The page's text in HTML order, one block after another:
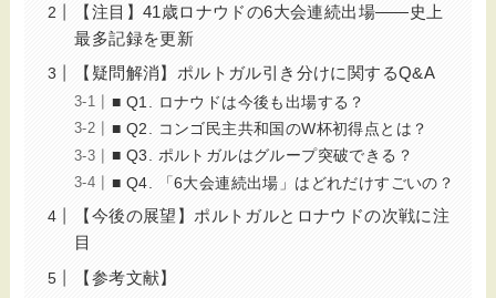
【注目】41歳ロナウドの6大会連続出場——史上
最多記録を更新
【疑問解消】ポルトガル引き分けに関するQ&A
■ Q1. ロナウドは今後も出場する？
■ Q2. コンゴ民主共和国のW杯初得点とは？
■ Q3. ポルトガルはグループ突破できる？
■ Q4. 「6大会連続出場」はどれだけすごいの？
【今後の展望】ポルトガルとロナウドの次戦に注
目
【参考文献】